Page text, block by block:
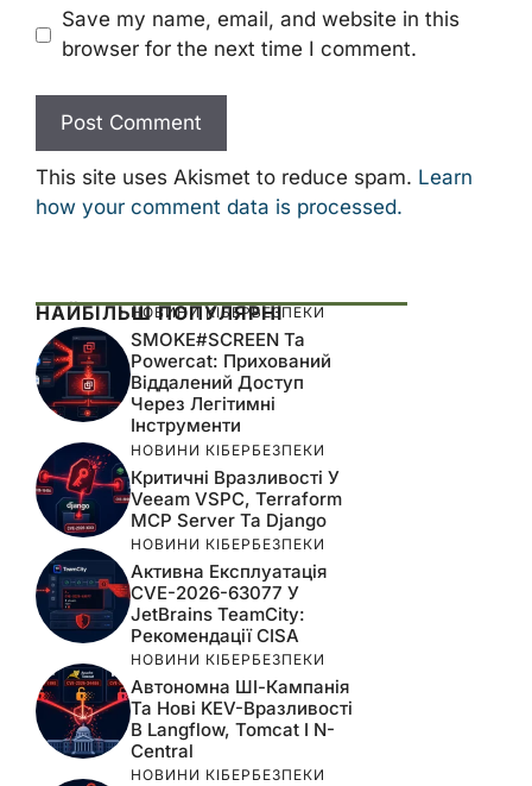
Save my name, email, and website in this
browser for the next time I comment.
This site uses Akismet to reduce spam. Learn
how your comment data is processed.
НАЙБІЛЬШ ПОПУЛЯРНІ
НОВИНИ КІБЕРБЕЗПЕКИ
SMOKE#SCREEN Та
Powercat: Прихований
Віддалений Доступ
Через Легітимні
Інструменти
НОВИНИ КІБЕРБЕЗПЕКИ
Критичні Вразливості У
Veeam VSPC, Terraform
MCP Server Та Django
НОВИНИ КІБЕРБЕЗПЕКИ
Активна Експлуатація
CVE-2026-63077 У
JetBrains TeamCity:
Рекомендації CISA
НОВИНИ КІБЕРБЕЗПЕКИ
Автономна ШІ-Кампанія
Та Нові KEV-Вразливості
В Langflow, Tomcat І N-
Central
НОВИНИ КІБЕРБЕЗПЕКИ